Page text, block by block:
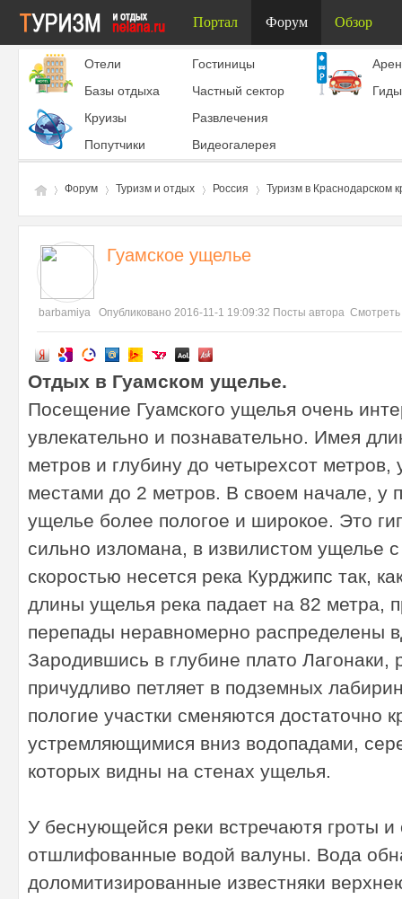
Портал Форум Обзор
Отели
Гостиницы
Базы отдыха
Частный сектор
Гиды
Круизы
Развлечения
Попутчики
Видеогалерея
Ту
ри
Форум Туризм и отдых
›
Россия Туризм в Краснодарском
Гуамское ущелье
barbamiya Опубликовано 2016-11-1 19:09:32 Посты автора
Отдых в Гуамском ущелье.
Посещение Гуамского ущелья очень
увлекательно и познавательно. Имея
метров и глубину до четырехсот метров,
местами до 2 метров. В своем начале, у
ущелье более пологое и широкое. Это
сильно изломана, в извилистом ущелье
скоростью несется река Курджипс так,
длины ущелья река падает на 82 метра,
перепады неравномерно распределены
Зародившись в глубине плато Лагонаки,
причудливо петляет в подземных
пологие участки сменяются достаточно
устремляющимися вниз водопадами,
которых видны на стенах ущелья.
У беснующейся реки встречаютя гроты и
отшлифованные водой валуны. Вода
доломитизированные известняки